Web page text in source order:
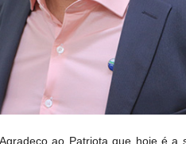
ao Patriota que hoje é